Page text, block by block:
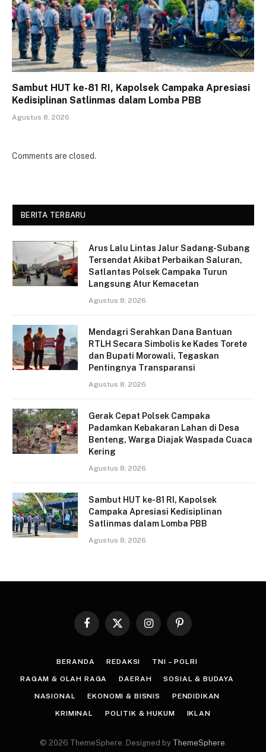
Sambut HUT ke-81 RI, Kapolsek Campaka Apresiasi
Kedisiplinan Satlinmas dalam Lomba PBB
Agustus 8, 2026
Comments are closed.
BERITA TERBARU
Arus Lalu Lintas Jalur Sadang-Subang
Tersendat Akibat Perbaikan Saluran,
Satlantas Polsek Campaka Turun
Langsung Atur Kemacetan
Agustus 8, 2026
Mendagri Serahkan Dana Bantuan
RTLH Secara Simbolis ke Kades Torete
dan Bupati Morowali, Tegaskan
Pentingnya Transparansi
Agustus 8, 2026
Gerak Cepat Polsek Campaka
Padamkan Kebakaran Lahan di Desa
Benteng, Warga Diajak Waspada Cuaca
Kering
Agustus 8, 2026
Sambut HUT ke-81 RI, Kapolsek
Campaka Apresiasi Kedisiplinan
Satlinmas dalam Lomba PBB
Agustus 8, 2026
Facebook
X
InstagramPinterest
BERANDA REDAKSI TNI – POLRI
RAGAM & OLAH RAGA DAERAH SOSIAL & BUDAYA
NASIONAL EKONOMI & BISNIS PENDIDIKAN
KRIMINAL POLITIK & HUKUM IKLAN
© 2026 ThemeSphere. Designed by ThemeSphere.